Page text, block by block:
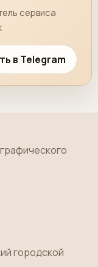
сервиса
в Telegram
городской